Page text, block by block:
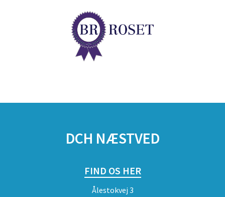
DCH NÆSTVED
FIND OS HER
Ålestokvej 3